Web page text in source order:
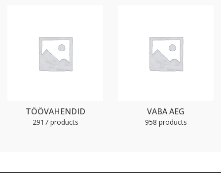
TÖÖVAHENDID
2917 products
VABA AEG
958 products